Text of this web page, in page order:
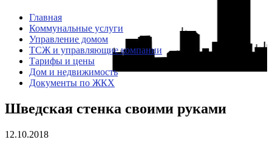
Главная
Коммунальные услуги
Управление домом
ТСЖ и управляющие компании
Тарифы и цены
Дом и недвижимость
Документы по ЖКХ
Шведская стенка своими руками
12.10.2018